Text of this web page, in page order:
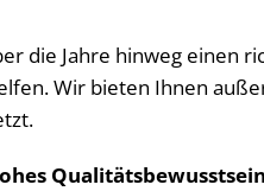
die Jahre hinweg
Wir bieten Ihnen